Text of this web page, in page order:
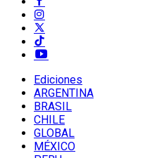
Ediciones
ARGENTINA
BRASIL
CHILE
GLOBAL
MÉXICO